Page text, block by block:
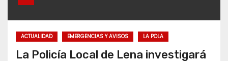
ACTUALIDAD EMERGENCIAS Y AVISOS LA POLA
La Policía Local de Lena investigará